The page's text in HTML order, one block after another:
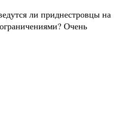
ли приднестровцы на
Очень